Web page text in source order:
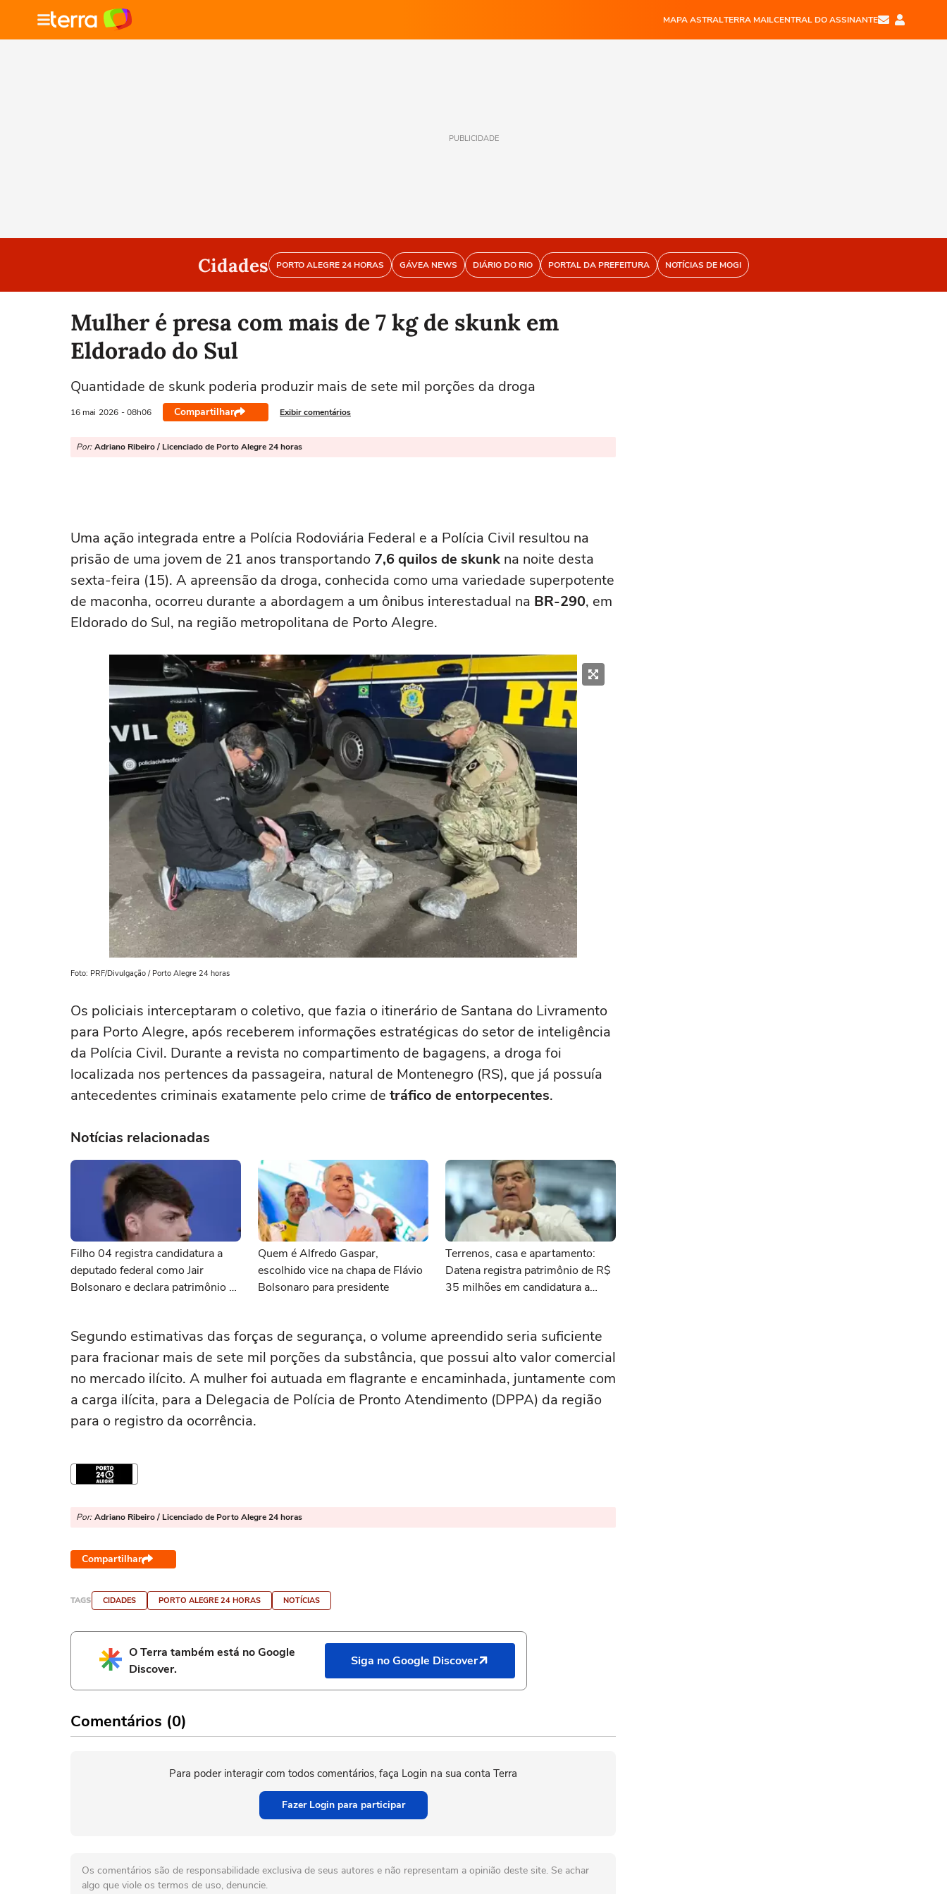
MAPA ASTRALTERRA MAILCENTRAL DO ASSINANTE
PUBLICIDADE
Cidades PORTO ALEGRE 24 HORAS GÁVEA NEWS DIÁRIO DO RIO PORTAL DA PREFEITURA NOTÍCIAS DE MOGI
Mulher é presa com mais de 7 kg de skunk em
Eldorado do Sul
Quantidade de skunk poderia produzir mais de sete mil porções da droga
16 mai 2026 - 08h06 Compartilhar Exibir comentários
Por: Adriano Ribeiro / Licenciado de Porto Alegre 24 horas
Uma ação integrada entre a Polícia Rodoviária Federal e a Polícia Civil resultou na
prisão de uma jovem de 21 anos transportando 7,6 quilos de skunk na noite desta
sexta-feira (15). A apreensão da droga, conhecida como uma variedade superpotente
de maconha, ocorreu durante a abordagem a um ônibus interestadual na BR-290, em
Eldorado do Sul, na região metropolitana de Porto Alegre.
Foto: PRF/Divulgação / Porto Alegre 24 horas
Os policiais interceptaram o coletivo, que fazia o itinerário de Santana do Livramento
para Porto Alegre, após receberem informações estratégicas do setor de inteligência
da Polícia Civil. Durante a revista no compartimento de bagagens, a droga foi
localizada nos pertences da passageira, natural de Montenegro (RS), que já possuía
antecedentes criminais exatamente pelo crime de tráfico de entorpecentes.
Notícias relacionadas
Filho 04 registra candidatura a
deputado federal como Jair
Bolsonaro e declara patrimônio de
Quem é Alfredo Gaspar,
escolhido vice na chapa de Flávio
Bolsonaro para presidente
Terrenos, casa e apartamento:
Datena registra patrimônio de R$
35 milhões em candidatura a
Segundo estimativas das forças de segurança, o volume apreendido seria suficiente
para fracionar mais de sete mil porções da substância, que possui alto valor comercial
no mercado ilícito. A mulher foi autuada em flagrante e encaminhada, juntamente com
a carga ilícita, para a Delegacia de Polícia de Pronto Atendimento (DPPA) da região
para o registro da ocorrência.
Por: Adriano Ribeiro / Licenciado de Porto Alegre 24 horas
Compartilhar
TAGS CIDADES PORTO ALEGRE 24 HORAS NOTÍCIAS
O Terra também está no Google
Discover.
Siga no Google Discover
Comentários (0)
Para poder interagir com todos comentários, faça Login na sua conta Terra
Fazer Login para participar
Os comentários são de responsabilidade exclusiva de seus autores e não representam a opinião deste site. Se achar
algo que viole os termos de uso, denuncie.